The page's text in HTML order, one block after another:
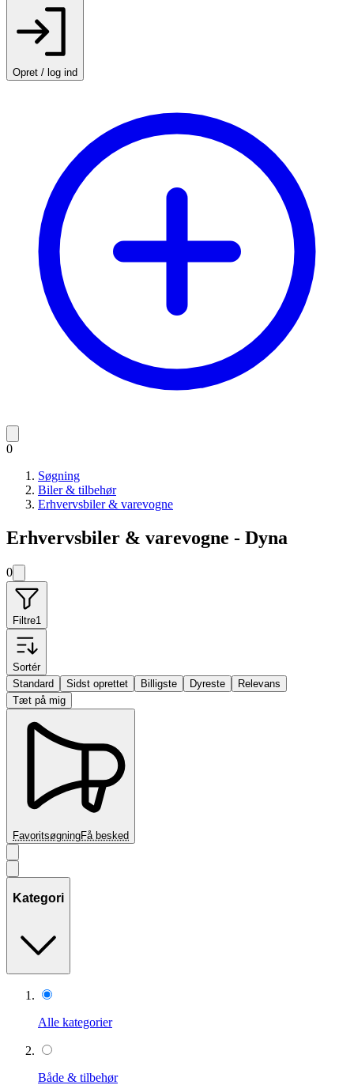
Opret / log ind
0
Søgning
Biler & tilbehør
Erhvervsbiler & varevogne
Erhvervsbiler & varevogne - Dyna
0
Filtre1
Sortér
Standard
Sidst oprettet Billigste Dyreste
Relevans
Tæt på mig
FavoritsøgningFå besked
Kategori
Alle kategorier
Både & tilbehør